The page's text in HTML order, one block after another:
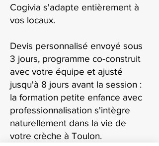
Cogivia s'adapte entièrement à
vos locaux.
Devis personnalisé envoyé sous
3 jours, programme co-construit
avec votre équipe et ajusté
jusqu'à 8 jours avant la session :
la formation petite enfance avec
professionnalisation s'intègre
naturellement dans la vie de
votre crèche à Toulon.